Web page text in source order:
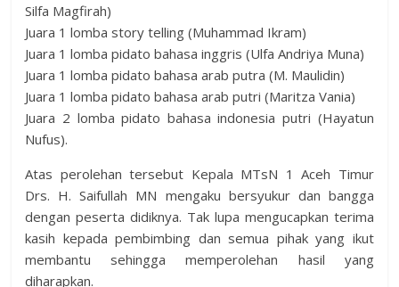
Silfa Magfirah)
Juara 1 lomba story telling (Muhammad Ikram)
Juara 1 lomba pidato bahasa inggris (Ulfa Andriya Muna)
Juara 1 lomba pidato bahasa arab putra (M. Maulidin)
Juara 1 lomba pidato bahasa arab putri (Maritza Vania)
Juara 2 lomba pidato bahasa indonesia putri (Hayatun
Nufus).
Atas perolehan tersebut Kepala MTsN 1 Aceh Timur
Drs. H. Saifullah MN mengaku bersyukur dan bangga
dengan peserta didiknya. Tak lupa mengucapkan terima
kasih kepada pembimbing dan semua pihak yang ikut
membantu sehingga memperolehan hasil yang
diharapkan.